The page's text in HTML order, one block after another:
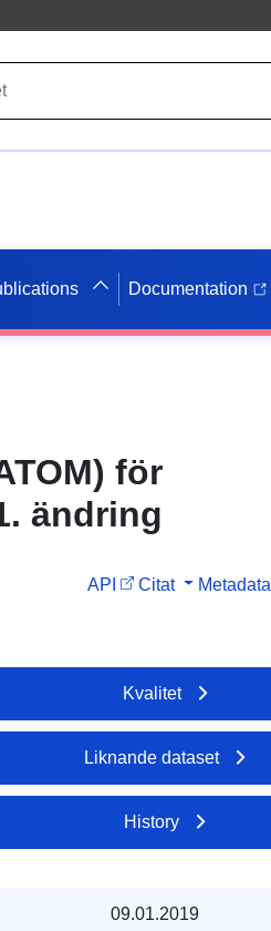
Documentation
för
ändring
API Citat Metadata
Kvalitet
Liknande dataset
History
09.01.2019